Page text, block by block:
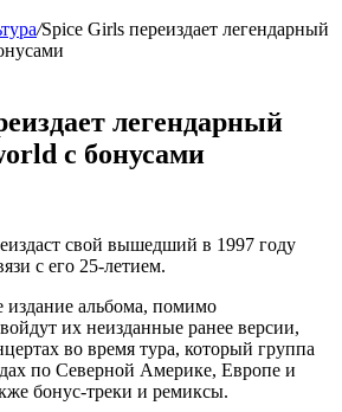
/Spice Girls переиздает легендарный
легендарный
с бонусами
свой вышедший в 1997 году
с его 25-летием.
альбома, помимо
их неизданные ранее версии,
во время тура, который группа
по Северной Америке, Европе и
бонус-треки и ремиксы.